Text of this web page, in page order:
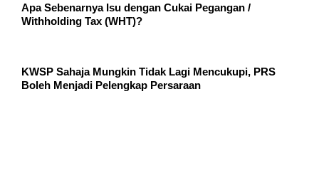
Apa Sebenarnya Isu dengan Cukai Pegangan /
Withholding Tax (WHT)?
KWSP Sahaja Mungkin Tidak Lagi Mencukupi, PRS
Boleh Menjadi Pelengkap Persaraan